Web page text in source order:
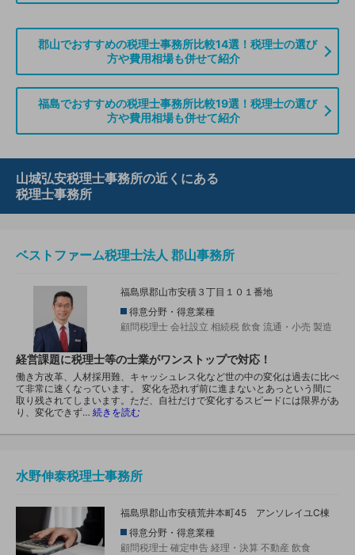
無料登録のご案内はこちら
郡山でおすすめの税理士事務所比較14選！税理士の選び
方や費用相場も併せて紹介
福島でおすすめの税理士事務所比較19選！税理士の選び
方や費用相場も併せて紹介
山城弘安税理士事務所の近くにある
税理士事務所
ベストファーム税理士法人 郡山事務所
福島県郡山市安積３丁目１０１番地
得意分野・得意業種
顧問税理士 会社設立 相続税 飲食 流通・小売 製造
経営課題に税理士等の士業がワンストップで対応！
働き方改革、人材採用難、キャッシュレス化など世の中の変化は過去に比べ
て非常に速くなっています。 変化を恐れず前に進まないとあっという間に
取り残されてしまいます。ただ、自社だけで変化するスピードには限界があ
り、変化できず… 続きを読む
水野伸泰税理士事務所
福島県郡山市安積荒井本町45 アンソレイユC棟
得意分野・得意業種
顧問税理士 確定申告 経理・決算 不動産 飲食